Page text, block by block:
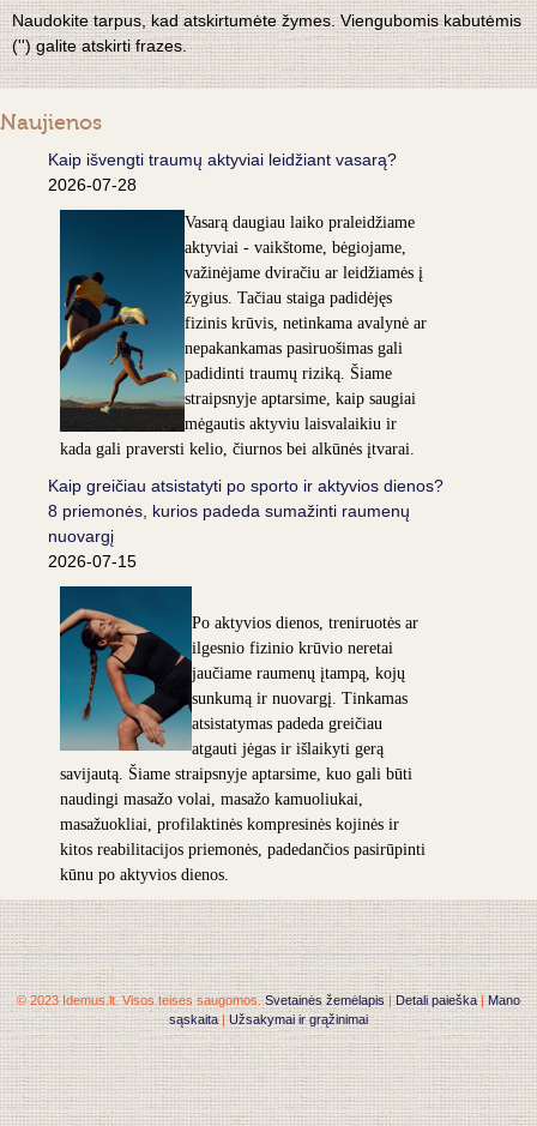
Naudokite tarpus, kad atskirtumėte žymes. Viengubomis kabutėmis
('') galite atskirti frazes.
Naujienos
Kaip išvengti traumų aktyviai leidžiant vasarą?
2026-07-28
Vasarą daugiau laiko praleidžiame
aktyviai - vaikštome, bėgiojame,
važinėjame dviračiu ar leidžiamės į
žygius. Tačiau staiga padidėjęs
fizinis krūvis, netinkama avalynė ar
nepakankamas pasiruošimas gali
padidinti traumų riziką. Šiame
straipsnyje aptarsime, kaip saugiai
mėgautis aktyviu laisvalaikiu ir
kada gali praversti kelio, čiurnos bei alkūnės įtvarai.
Kaip greičiau atsistatyti po sporto ir aktyvios dienos?
8 priemonės, kurios padeda sumažinti raumenų
nuovargį
2026-07-15
Po aktyvios dienos, treniruotės ar
ilgesnio fizinio krūvio neretai
jaučiame raumenų įtampą, kojų
sunkumą ir nuovargį. Tinkamas
atsistatymas padeda greičiau
atgauti jėgas ir išlaikyti gerą
savijautą. Šiame straipsnyje aptarsime, kuo gali būti
naudingi masažo volai, masažo kamuoliukai,
masažuokliai, profilaktinės kompresinės kojinės ir
kitos reabilitacijos priemonės, padedančios pasirūpinti
kūnu po aktyvios dienos.
© 2023 Idemus.lt. Visos teisės saugomos.Svetainės žemėlapis|Detali paieška|Mano
sąskaita|Užsakymai ir grąžinimai